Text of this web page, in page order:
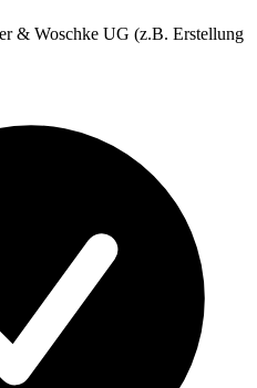
& Woschke UG (z.B. Erstellung